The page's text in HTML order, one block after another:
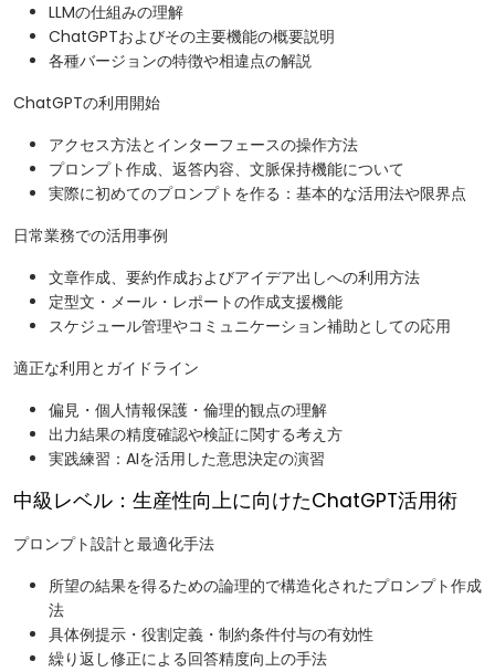
LLMの仕組みの理解
ChatGPTおよびその主要機能の概要説明
各種バージョンの特徴や相違点の解説
ChatGPTの利用開始
アクセス方法とインターフェースの操作方法
プロンプト作成、返答内容、文脈保持機能について
実際に初めてのプロンプトを作る：基本的な活用法や限界点
日常業務での活用事例
文章作成、要約作成およびアイデア出しへの利用方法
定型文・メール・レポートの作成支援機能
スケジュール管理やコミュニケーション補助としての応用
適正な利用とガイドライン
偏見・個人情報保護・倫理的観点の理解
出力結果の精度確認や検証に関する考え方
実践練習：AIを活用した意思決定の演習
中級レベル：生産性向上に向けたChatGPT活用術
プロンプト設計と最適化手法
所望の結果を得るための論理的で構造化されたプロンプト作成
法
具体例提示・役割定義・制約条件付与の有効性
繰り返し修正による回答精度向上の手法